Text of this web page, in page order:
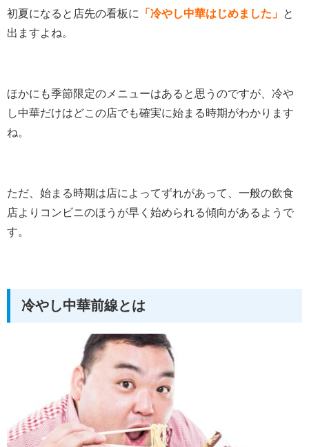
初夏になると店先の看板に 「冷やし中華はじめました」 と
出ますよね。
ほかにも季節限定のメニューはあると思うのですが、冷や
し中華だけはどこの店でも確実に始まる時期がわかります
ね。
ただ、始まる時期は店によってずれがあって、一般の飲食
店よりコンビニのほうが早く始められる傾向があるようで
す。
冷やし中華前線とは